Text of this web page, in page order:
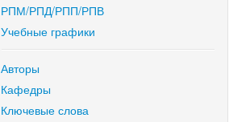
РПМ/РПД/РПП/РПВ
Учебные графики
Авторы
Кафедры
Ключевые слова